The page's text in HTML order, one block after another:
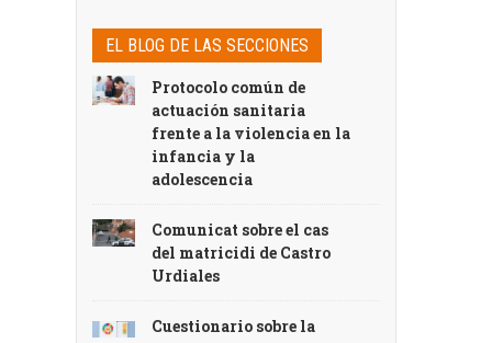
EL BLOG DE LAS SECCIONES
Protocolo común de
actuación sanitaria
frente a la violencia en la
infancia y la
adolescencia
Comunicat sobre el cas
del matricidi de Castro
Urdiales
Cuestionario sobre la